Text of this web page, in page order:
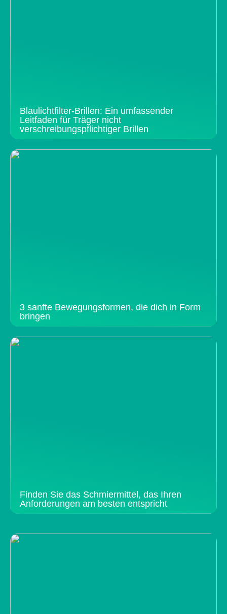
Blaulichtfilter-Brillen: Ein umfassender
Leitfaden für Träger nicht
verschreibungspflichtiger Brillen
3 sanfte Bewegungsformen, die dich in Form
bringen
Finden Sie das Schmiermittel, das Ihren
Anforderungen am besten entspricht